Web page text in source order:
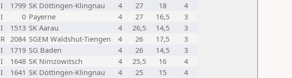
1799 SK Döttingen-Klingnau 4 27 18
4
0 Payerne 4 27 16,5
3
1513 SK Aarau 4 26,5 14,5
3
2084 SGEM Waldshut-Tiengen 4 26 17,5
3
1719 SG Baden 4 26 14,5
3
1648 SK Nimzowitsch 4 25,5 16
4
1641 SK Döttingen-Klingnau 4 25 15
4